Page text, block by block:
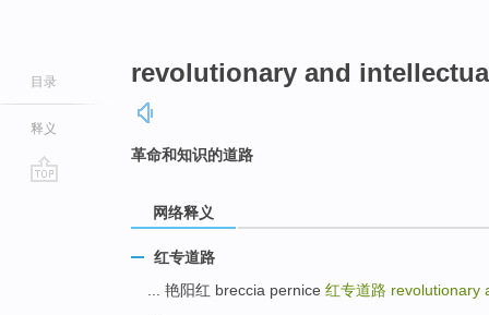
目录
释义
revolutionary and
革命和知识的道路
网络释义
红专道路
... 艳阳红 breccia pernice 红专道路 revolutionary